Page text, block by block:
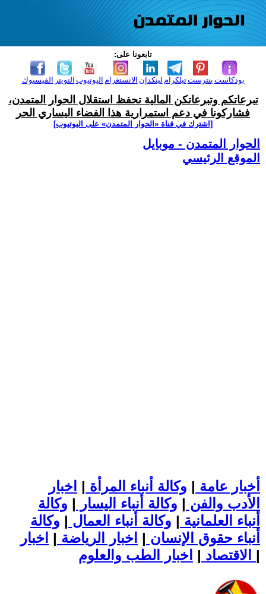
تابعونا على:
الفيسبوك التويتر اليوتيوب الانستغرام لينكدإن تيلكرامبنترست بودكاست
تبرعاتكم وتبرعاتكن المالية تحفظ استقلال الحوار المتمدن،
فشاركونا في دعم استمرارية هذا الفضاء اليساري الحر
[اشترك في قناة ‫«الحوار المتمدن» على اليوتيوب]
الحوار المتمدن - موبايل
الموقع الرئيسي
أخبار عامة | وكالة أنباء المرأة | اخبار
الأدب والفن | وكالة أنباء اليسار | وكالة
أنباء العلمانية | وكالة أنباء العمال | وكالة
أنباء حقوق الإنسان | اخبار الرياضة | اخبار
الاقتصاد | |